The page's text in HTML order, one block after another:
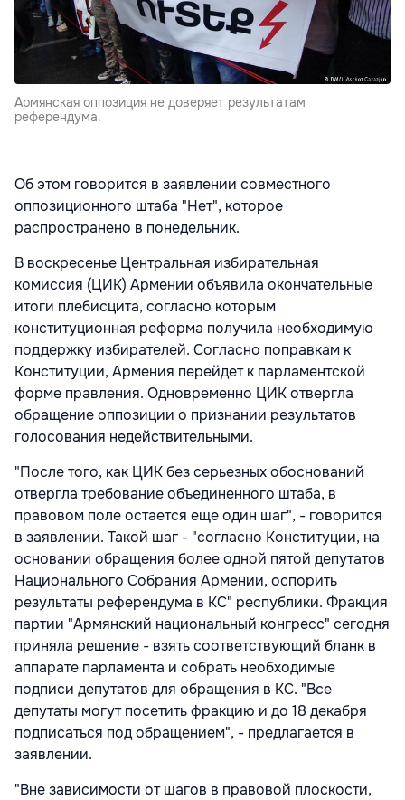
Армянская оппозиция не доверяет результатам
референдума.
Об этом говорится в заявлении совместного
оппозиционного штаба "Нет", которое
распространено в понедельник.
В воскресенье Центральная избирательная
комиссия (ЦИК) Армении объявила окончательные
итоги плебисцита, согласно которым
конституционная реформа получила необходимую
поддержку избирателей. Согласно поправкам к
Конституции, Армения перейдет к парламентской
форме правления. Одновременно ЦИК отвергла
обращение оппозиции о признании результатов
голосования недействительными.
"После того, как ЦИК без серьезных обоснований
отвергла требование объединенного штаба, в
правовом поле остается еще один шаг", - говорится
в заявлении. Такой шаг - "согласно Конституции, на
основании обращения более одной пятой депутатов
Национального Собрания Армении, оспорить
результаты референдума в КС" республики. Фракция
партии "Армянский национальный конгресс" сегодня
приняла решение - взять соответствующий бланк в
аппарате парламента и собрать необходимые
подписи депутатов для обращения в КС. "Все
депутаты могут посетить фракцию и до 18 декабря
подписаться под обращением", - предлагается в
заявлении.
"Вне зависимости от шагов в правовой плоскости,